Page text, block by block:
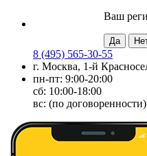
Ваш
8 (495) 565-30-55
г. Москва, 1-й
пн-пт: 9:00-20:00
сб: 10:00-18:00
вс: (по договоренности)